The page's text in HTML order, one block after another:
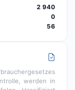
2 940
0
56
werden in